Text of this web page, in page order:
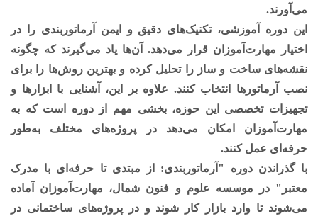
می‌آورند.
این دوره آموزشی، تکنیک‌های دقیق و ایمن آرماتوربندی را در
اختیار مهارت‌آموزان قرار می‌دهد. آن‌ها یاد می‌گیرند که چگونه
نقشه‌های ساخت و ساز را تحلیل کرده و بهترین روش‌ها را برای
نصب آرماتورها انتخاب کنند. علاوه بر این، آشنایی با ابزارها و
تجهیزات تخصصی این حوزه، بخشی مهم از دوره است که به
مهارت‌آموزان امکان می‌دهد در پروژه‌های مختلف به‌طور
حرفه‌ای عمل کنند.
با گذراندن دوره "آرماتوربندی: از مبتدی تا حرفه‌ای با مدرک
معتبر" در موسسه علوم و فنون شمال، مهارت‌آموزان آماده
می‌شوند تا وارد بازار کار شوند و در پروژه‌های ساختمانی در